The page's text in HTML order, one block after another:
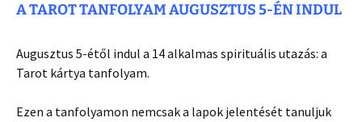
A TAROT TANFOLYAM AUGUSZTUS 5-ÉN INDUL
Augusztus 5-étől indul a 14 alkalmas spirituális utazás: a
Tarot kártya tanfolyam.
Ezen a tanfolyamon nemcsak a lapok jelentését tanuljuk